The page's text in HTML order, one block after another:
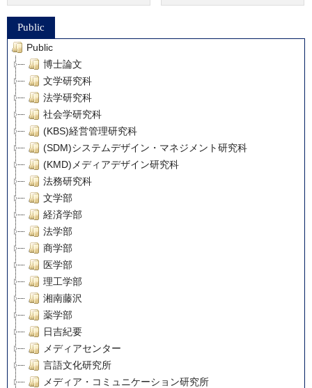
Public
Public
博士論文
文学研究科
法学研究科
社会学研究科
(KBS)経営管理研究科
(SDM)システムデザイン・マネジメント研究科
(KMD)メディアデザイン研究科
法務研究科
文学部
経済学部
法学部
商学部
医学部
理工学部
湘南藤沢
薬学部
日吉紀要
メディアセンター
言語文化研究所
メディア・コミュニケーション研究所